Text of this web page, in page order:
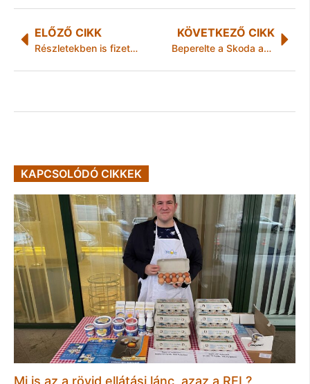
ELŐZŐ CIKK
Részletekben is fizethető a személyi jövedelemadó
KÖVETKEZŐ CIKK
Beperelte a Skoda az MVK-t
KAPCSOLÓDÓ CIKKEK
Mi is az a rövid ellátási lánc, azaz a REL?